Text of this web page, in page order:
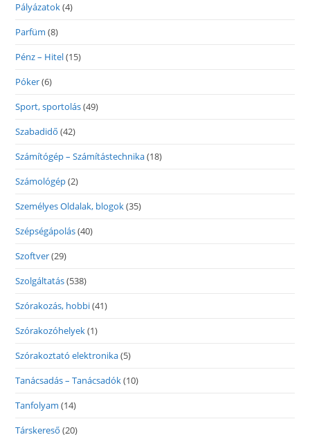
Pályázatok(4)
Parfüm (8)
Pénz – Hitel(15)
Póker(6)
Sport, sportolás(49)
Szabadidő (42)
Számítógép – Számítástechnika(18)
Számológép(2)
Személyes Oldalak, blogok(35)
Szépségápolás(40)
Szoftver(29)
Szolgáltatás(538)
Szórakozás, hobbi(41)
Szórakozóhelyek(1)
Szórakoztató elektronika(5)
Tanácsadás – Tanácsadók(10)
Tanfolyam (14)
Társkereső (20)